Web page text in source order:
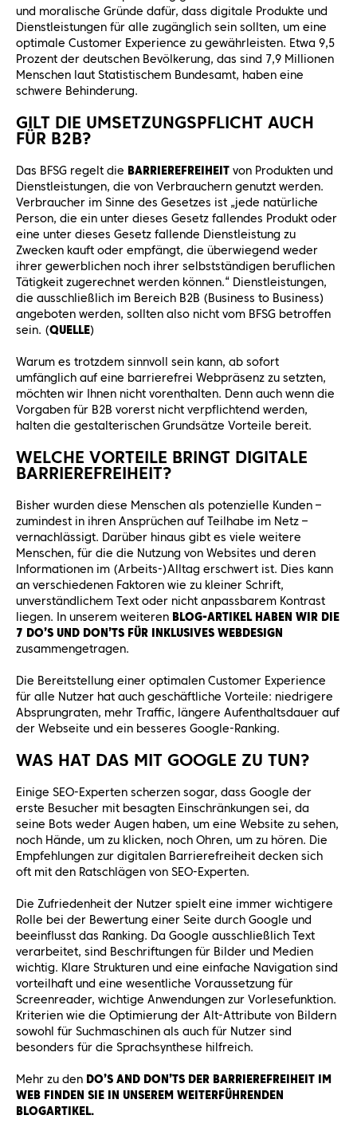
und moralische Gründe dafür, dass digitale Produkte und
Dienstleistungen für alle zugänglich sein sollten, um eine
optimale Customer Experience zu gewährleisten. Etwa 9,5
Prozent der deutschen Bevölkerung, das sind 7,9 Millionen
Menschen laut Statistischem Bundesamt, haben eine
schwere Behinderung.
GILT DIE UMSETZUNGSPFLICHT AUCH
FÜR B2B?
Das BFSG regelt die BARRIEREFREIHEIT von Produkten und
Dienstleistungen, die von Verbrauchern genutzt werden.
Verbraucher im Sinne des Gesetzes ist „jede natürliche
Person, die ein unter dieses Gesetz fallendes Produkt oder
eine unter dieses Gesetz fallende Dienstleistung zu
Zwecken kauft oder empfängt, die überwiegend weder
ihrer gewerblichen noch ihrer selbstständigen beruflichen
Tätigkeit zugerechnet werden können.“ Dienstleistungen,
die ausschließlich im Bereich B2B (Business to Business)
angeboten werden, sollten also nicht vom BFSG betroffen
sein. (QUELLE)
Warum es trotzdem sinnvoll sein kann, ab sofort
umfänglich auf eine barrierefrei Webpräsenz zu setzten,
möchten wir Ihnen nicht vorenthalten. Denn auch wenn die
Vorgaben für B2B vorerst nicht verpflichtend werden,
halten die gestalterischen Grundsätze Vorteile bereit.
WELCHE VORTEILE BRINGT DIGITALE
BARRIEREFREIHEIT?
Bisher wurden diese Menschen als potenzielle Kunden –
zumindest in ihren Ansprüchen auf Teilhabe im Netz –
vernachlässigt. Darüber hinaus gibt es viele weitere
Menschen, für die die Nutzung von Websites und deren
Informationen im (Arbeits-)Alltag erschwert ist. Dies kann
an verschiedenen Faktoren wie zu kleiner Schrift,
unverständlichem Text oder nicht anpassbarem Kontrast
liegen. In unserem weiteren BLOG-ARTIKEL HABEN WIR DIE
7 DO’S UND DON’TS FÜR INKLUSIVES WEBDESIGN
zusammengetragen.
Die Bereitstellung einer optimalen Customer Experience
für alle Nutzer hat auch geschäftliche Vorteile: niedrigere
Absprungraten, mehr Traffic, längere Aufenthaltsdauer auf
der Webseite und ein besseres Google-Ranking.
WAS HAT DAS MIT GOOGLE ZU TUN?
Einige SEO-Experten scherzen sogar, dass Google der
erste Besucher mit besagten Einschränkungen sei, da
seine Bots weder Augen haben, um eine Website zu sehen,
noch Hände, um zu klicken, noch Ohren, um zu hören. Die
Empfehlungen zur digitalen Barrierefreiheit decken sich
oft mit den Ratschlägen von SEO-Experten.
Die Zufriedenheit der Nutzer spielt eine immer wichtigere
Rolle bei der Bewertung einer Seite durch Google und
beeinflusst das Ranking. Da Google ausschließlich Text
verarbeitet, sind Beschriftungen für Bilder und Medien
wichtig. Klare Strukturen und eine einfache Navigation sind
vorteilhaft und eine wesentliche Voraussetzung für
Screenreader, wichtige Anwendungen zur Vorlesefunktion.
Kriterien wie die Optimierung der Alt-Attribute von Bildern
sowohl für Suchmaschinen als auch für Nutzer sind
besonders für die Sprachsynthese hilfreich.
Mehr zu den DO’S AND DON’TS DER BARRIEREFREIHEIT IM
WEB FINDEN SIE IN UNSEREM WEITERFÜHRENDEN
BLOGARTIKEL.